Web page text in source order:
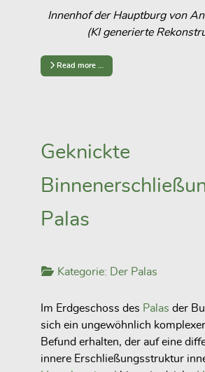
Innenhof der Hauptburg von
(KI generierte
Read more …
Geknickte
Palas
Kategorie: Der Palas
Im Erdgeschoss des Palas der
sich ein ungewöhnlich
Befund erhalten, der auf eine
innere Erschließungsstruktur